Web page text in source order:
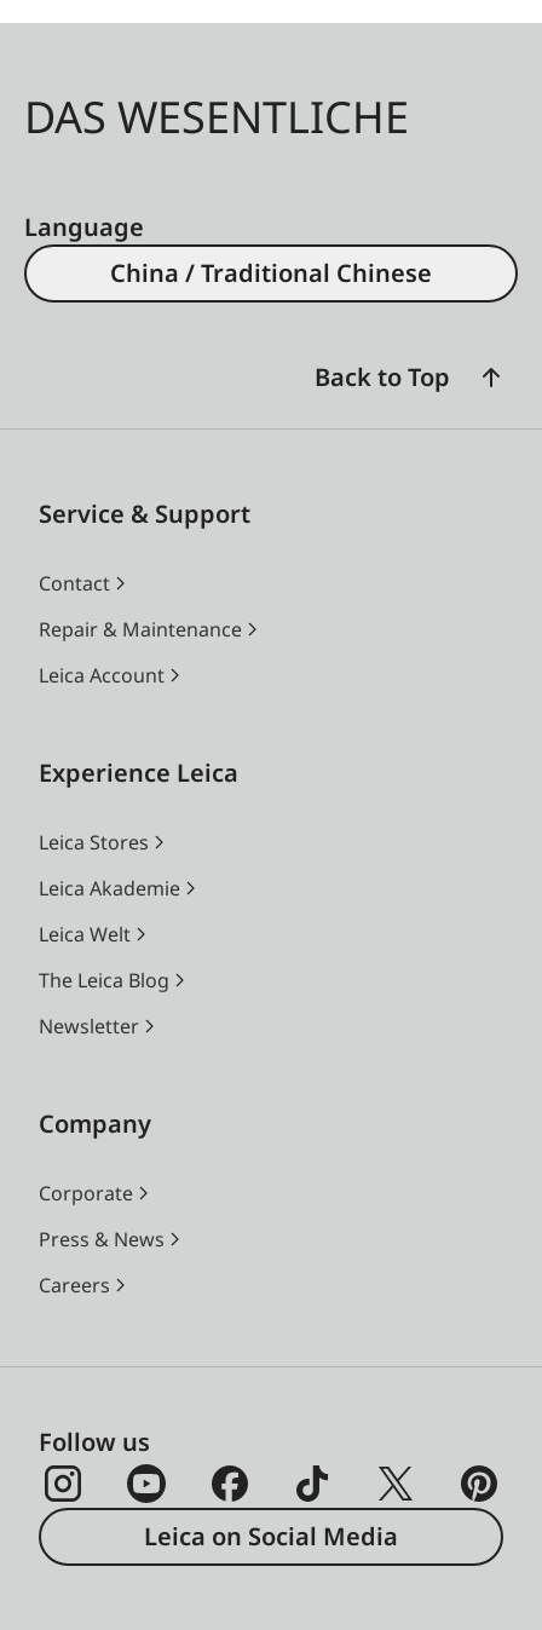
DAS WESENTLICHE
Language
China / Traditional Chinese
Back to Top
Service & Support
Contact
Repair & Maintenance
Leica Account
Experience Leica
Leica Stores
Leica Akademie
Leica Welt
The Leica Blog
Newsletter
Company
Corporate
Press & News
Careers
Follow us
Leica on Social Media